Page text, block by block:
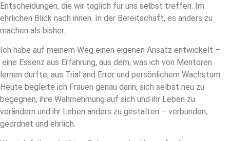
Entscheidungen, die wir täglich für uns selbst treffen. Im
ehrlichen Blick nach innen. In der Bereitschaft, es anders zu
machen als bisher.
Ich habe auf meinem Weg einen eigenen Ansatz entwickelt –
eine Essenz aus Erfahrung, aus dem, was ich von Mentoren
lernen durfte, aus Trial and Error und persönlichem Wachstum.
Heute begleite ich Frauen genau darin, sich selbst neu zu
begegnen, ihre Wahrnehmung auf sich und ihr Leben zu
verändern und ihr Leben anders zu gestalten – verbunden,
geordnet und ehrlich.